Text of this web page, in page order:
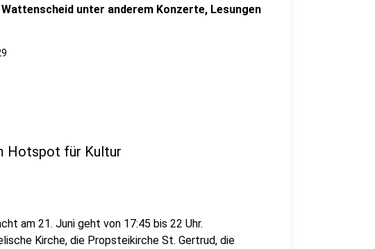
unter anderem Konzerte, Lesungen
Hotspot für Kultur
am 21. Juni geht von 17:45 bis 22 Uhr.
Kirche, die Propsteikirche St. Gertrud, die